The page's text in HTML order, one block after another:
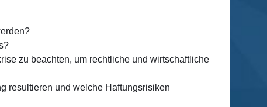
zu beachten, um rechtliche und wirtschaftliche
resultieren und welche Haftungsrisiken